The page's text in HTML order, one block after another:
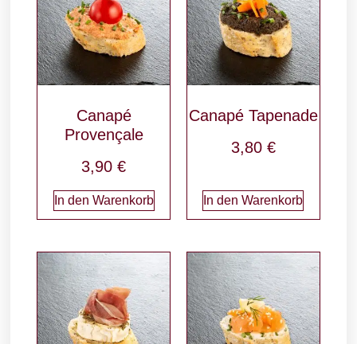
Canapé
Provençale
3,90€
In den Warenkorb
Canapé Tapenade
3,80 €
In den Warenkorb